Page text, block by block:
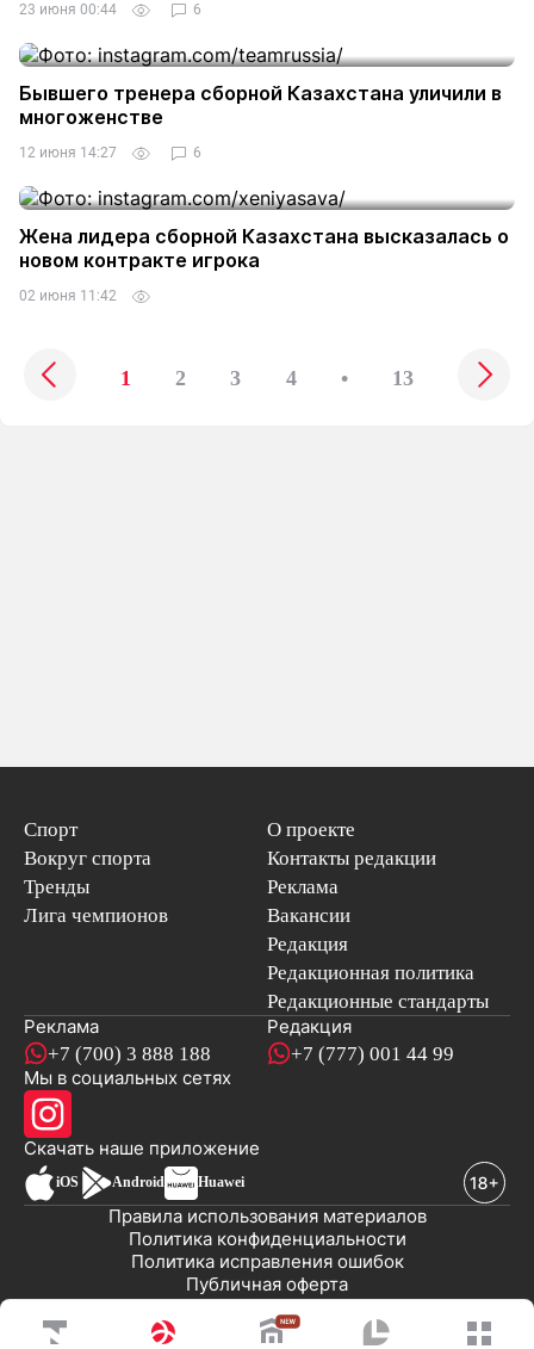
23 июня 00:44 6
Бывшего тренера сборной Казахстана уличили в
многоженстве
12 июня 14:27 6
Жена лидера сборной Казахстана высказалась о
новом контракте игрока
02 июня 11:42
1 2 3 4 • 13
Спорт
Вокруг спорта
Тренды
Лига чемпионов
О проекте
Контакты редакции
Реклама
Вакансии
Редакция
Редакционная политика
Редакционные стандарты
Реклама
+7 (700) 3 888 188
Редакция
+7 (777) 001 44 99
Мы в социальных сетях
Скачать наше приложениеновостей
iOS Android Huawei
Публичная оферта
Политика исправления ошибок
Политика конфиденциальности
Правила использования материалов